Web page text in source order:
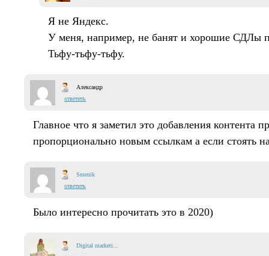
Я не Яндекс.
У меня, например, не банят и хорошие СДЛы
Тьфу-тьфу-тьфу.
Александр
ответить
Главное что я заметил это добавления контента
пропорционально новым ссылкам а если стоять
Smenik
ответить
Было интересно прочитать это в 2020)
Digital marketi...